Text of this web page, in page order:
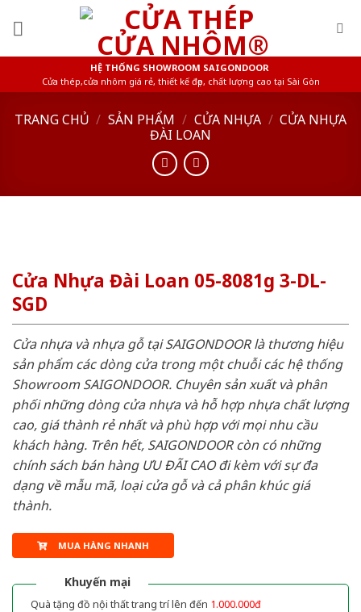
HỆ THỐNG SHOWROOM SAIGONDOOR
Cửa thép,cửa nhôm giá rẻ, thiết kế đẹp, chất lượng cao tại Sài Gòn
TRANG CHỦ / SẢN PHẨM / CỬA NHỰA / CỬA NHỰA
ĐÀI LOAN
Cửa Nhựa Đài Loan 05-8081g 3-DL-
SGD
Cửa nhựa và nhựa gỗ tại SAIGONDOOR là thương hiệu
sản phẩm các dòng cửa trong một chuỗi các hệ thống
Showroom SAIGONDOOR. Chuyên sản xuất và phân
phối những dòng cửa nhựa và hỗ hợp nhựa chất lượng
cao, giá thành rẻ nhất và phù hợp với mọi nhu cầu
khách hàng. Trên hết, SAIGONDOOR còn có những
chính sách bán hàng ƯU ĐÃI CAO đi kèm với sự đa
dạng về mẫu mã, loại cửa gỗ và cả phân khúc giá
thành.
MUA HÀNG NHANH
Khuyến mại
Quà tặng đồ nội thất trang trí lên đến 1.000.000đ